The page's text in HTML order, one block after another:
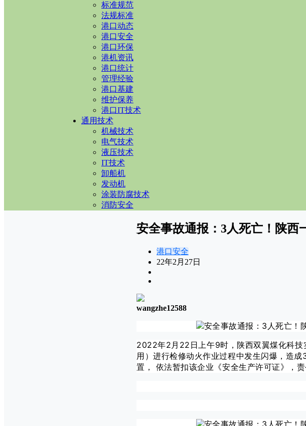
标准规范
法规标准
港口动态
港口安全
港口环保
港机资讯
港口统计
管理经验
港口基建
维护保养
港口IT技术
通用技术
机械技术
电气技术
液压技术
IT技术
卸船机
发动机
涂装防腐技术
消防安全
安全事故通报：3人死亡！陕西
港口安全
22年2月27日
wangzhe12588
2022年2月22日上午9时，陕西双翼煤化科
用）进行检修动火作业过程中发生闪爆，造
置， 依法暂扣该企业《安全生产许可证》，